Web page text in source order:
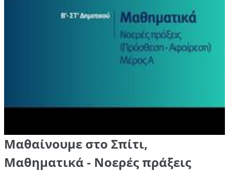
Μαθαίνουμε στο Σπίτι,
Μαθηματικά - Νοερές πράξεις